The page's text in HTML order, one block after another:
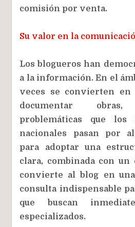
comisión por venta.
Su valor en la
Los blogueros han
a la información. En el
veces se convierten
documentar
problemáticas que los
nacionales pasan por
para adoptar una
clara, combinada con
convierte al blog en
consulta indispensable
que buscan
especializados.